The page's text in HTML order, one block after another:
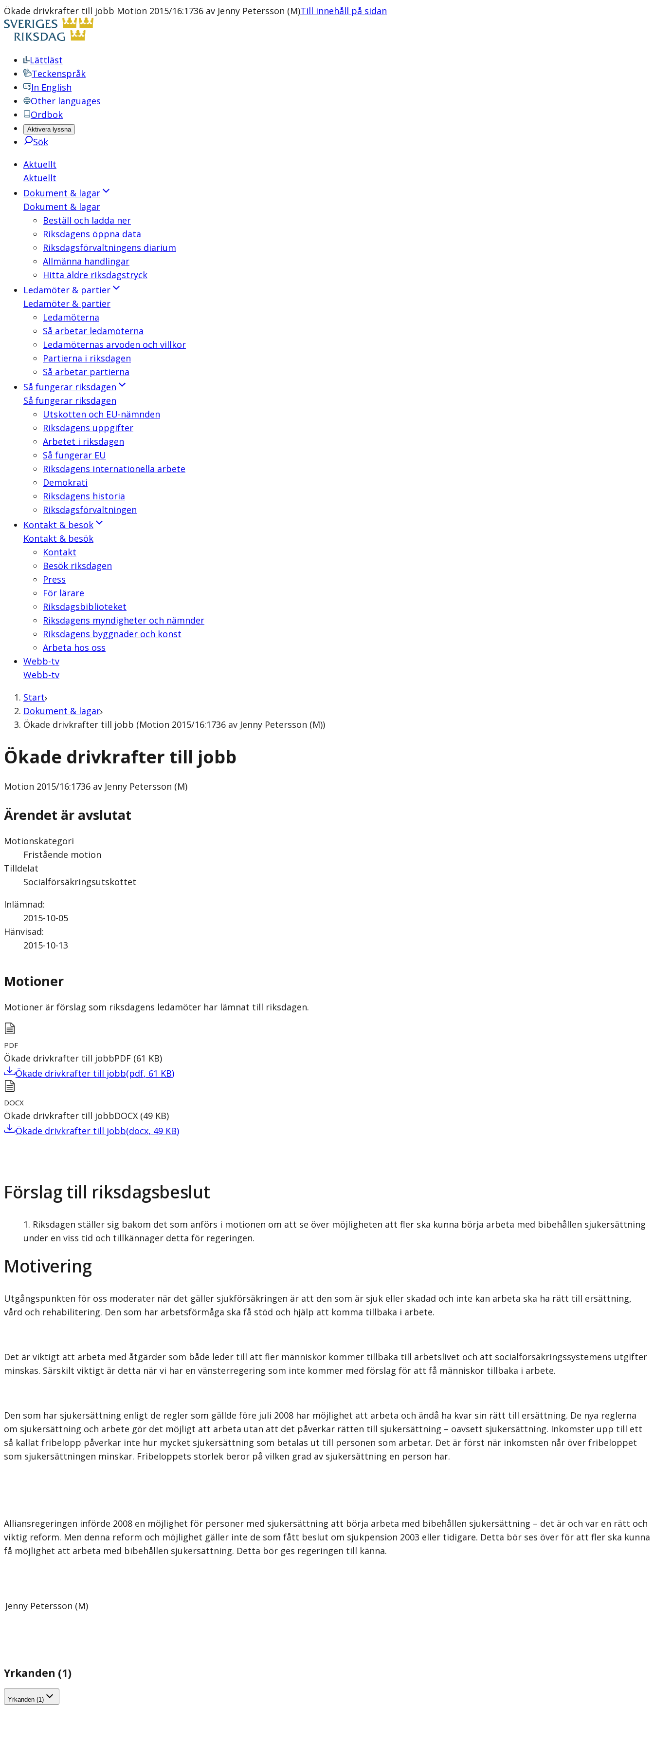
Ökade drivkrafter till jobb Motion 2015/16:1736 av Jenny Petersson (M)Till innehåll på sidan
Lättläst
Teckenspråk
In English
Other languages
Ordbok
Aktivera lyssna
Sök
Aktuellt
Aktuellt
Dokument & lagar
Dokument & lagar
Beställ och ladda ner
Riksdagens öppna data
Riksdagsförvaltningens diarium
Allmänna handlingar
Hitta äldre riksdagstryck
Ledamöter & partier
Ledamöter & partier
Ledamöterna
Så arbetar ledamöterna
Ledamöternas arvoden och villkor
Partierna i riksdagen
Så arbetar partierna
Så fungerar riksdagen
Så fungerar riksdagen
Utskotten och EU-nämnden
Riksdagens uppgifter
Arbetet i riksdagen
Så fungerar EU
Riksdagens internationella arbete
Demokrati
Riksdagens historia
Riksdagsförvaltningen
Kontakt & besök
Kontakt & besök
Kontakt
Besök riksdagen
Press
För lärare
Riksdagsbiblioteket
Riksdagens myndigheter och nämnder
Riksdagens byggnader och konst
Arbeta hos oss
Webb-tv
Webb-tv
Start
Dokument & lagar
Ökade drivkrafter till jobb (Motion 2015/16:1736 av Jenny Petersson (M))
Ökade drivkrafter till jobb
Motion 2015/16:1736 av Jenny Petersson (M)
Ärendet är avslutat
Motionskategori
Fristående motion
Tilldelat
Socialförsäkringsutskottet
Inlämnad:
2015-10-05
Hänvisad:
2015-10-13
Motioner
Motioner är förslag som riksdagens ledamöter har lämnat till riksdagen.
PDF
Ökade drivkrafter till jobbPDF (61 KB)
Ökade drivkrafter till jobb(pdf, 61 KB)
DOCX
Ökade drivkrafter till jobbDOCX (49 KB)
Ökade drivkrafter till jobb(docx, 49 KB)
Förslag till riksdagsbeslut
Riksdagen ställer sig bakom det som anförs i motionen om att se över möjligheten att fler ska kunna börja arbeta med bibehållen sjukersättning
under en viss tid och tillkännager detta för regeringen.
Motivering
Utgångspunkten för oss moderater när det gäller sjukförsäkringen är att den som är sjuk eller skadad och inte kan arbeta ska ha rätt till ersättning,
vård och rehabilitering. Den som har arbetsförmåga ska få stöd och hjälp att komma tillbaka i arbete.
Det är viktigt att arbeta med åtgärder som både leder till att fler människor kommer tillbaka till arbetslivet och att socialförsäkringssystemens utgifter
minskas. Särskilt viktigt är detta när vi har en vänsterregering som inte kommer med förslag för att få människor tillbaka i arbete.
Den som har sjukersättning enligt de regler som gällde före juli 2008 har möjlighet att arbeta och ändå ha kvar sin rätt till ersättning. De nya reglerna
om sjukersättning och arbete gör det möjligt att arbeta utan att det påverkar rätten till sjukersättning – oavsett sjukersättning. Inkomster upp till ett
så kallat fribelopp påverkar inte hur mycket sjukersättning som betalas ut till personen som arbetar. Det är först när inkomsten når över fribeloppet
som sjukersättningen minskar. Fribeloppets storlek beror på vilken grad av sjukersättning en person har.
Alliansregeringen införde 2008 en möjlighet för personer med sjukersättning att börja arbeta med bibehållen sjukersättning – det är och var en rätt och
viktig reform. Men denna reform och möjlighet gäller inte de som fått beslut om sjukpension 2003 eller tidigare. Detta bör ses över för att fler ska kunna
få möjlighet att arbeta med bibehållen sjukersättning. Detta bör ges regeringen till känna.
Jenny Petersson (M)
Yrkanden (1)
Yrkanden (1)